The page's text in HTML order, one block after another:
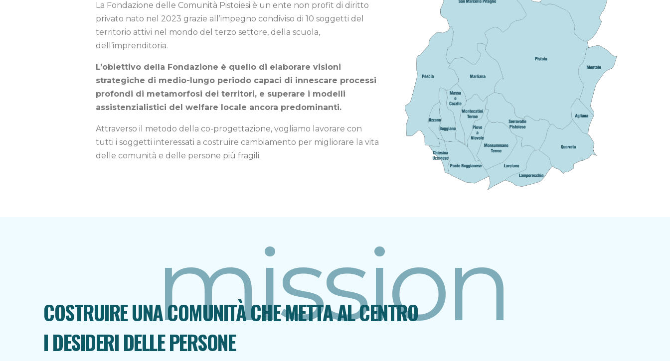
La Fondazione delle Comunità Pistoiesi è un ente non profit di diritto
privato nato nel 2023 grazie all’impegno condiviso di 10 soggetti del
territorio attivi nel mondo del terzo settore, della scuola,
dell’imprenditoria.
L’obiettivo della Fondazione è quello di elaborare visioni
strategiche di medio-lungo periodo capaci di innescare processi
profondi di metamorfosi dei territori, e superare i modelli
assistenzialistici del welfare locale ancora predominanti.
Attraverso il metodo della co-progettazione, vogliamo lavorare con
tutti i soggetti interessati a costruire cambiamento per migliorare la vita
delle comunità e delle persone più fragili.
mission
COSTRUIRE UNA COMUNITÀ CHE METTA AL CENTRO
I DESIDERI DELLE PERSONE